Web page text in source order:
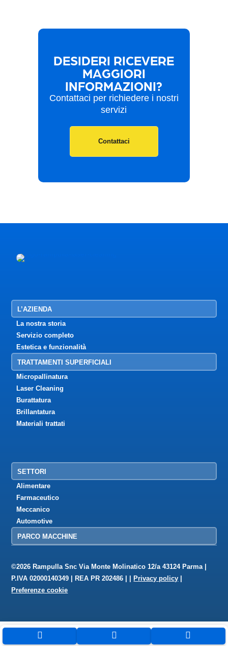
DESIDERI RICEVERE
MAGGIORI
INFORMAZIONI?
Contattaci per richiedere i nostri
servizi
Contattaci
L’AZIENDA
La nostra storia
Servizio completo
Estetica e funzionalità
TRATTAMENTI SUPERFICIALI
Micropallinatura
Laser Cleaning
Burattatura
Brillantatura
Materiali trattati
SETTORI
Alimentare
Farmaceutico
Meccanico
Automotive
PARCO MACCHINE
©2026 Rampulla Snc Via Monte Molinatico 12/a 43124 Parma |
P.IVA 02000140349 | REA PR 202486 | |
Privacy policy
Preferenze cookie
  